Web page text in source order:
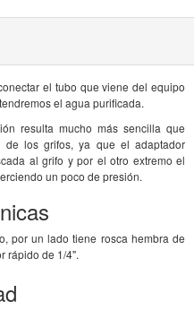
el tubo que viene del equipo
el agua purificada.
resulta mucho más sencilla que
los grifos, ya que el adaptador
al grifo y por el otro extremo el
un poco de presión.
por un lado tiene rosca hembra de
rápido de 1/4".